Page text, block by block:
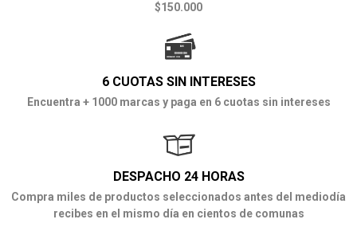
$150.000
6 CUOTAS SIN INTERESES
Encuentra + 1000 marcas y paga en 6 cuotas sin intereses
DESPACHO 24 HORAS
Compra miles de productos seleccionados antes del mediodía
recibes en el mismo día en cientos de comunas